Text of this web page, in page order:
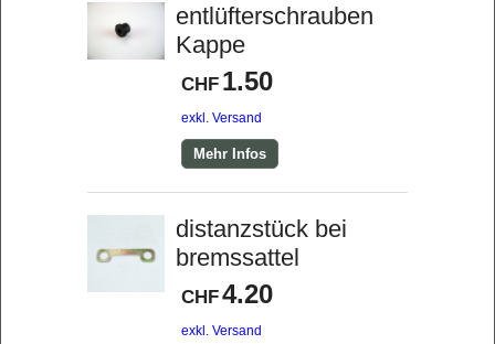
entlüfterschrauben
Kappe
CHF 1.50
exkl. Versand
Mehr Infos
distanzstück bei
bremssattel
CHF4.20
exkl. Versand